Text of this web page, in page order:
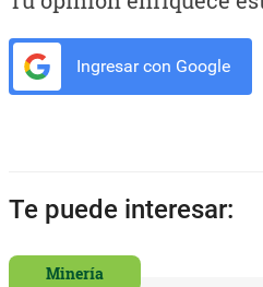
Ingresar con Google
Te puede interesar:
Minería